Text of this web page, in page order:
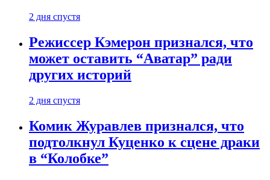
2 дня спустя
Режиссер Кэмерон признался, что
может оставить “Аватар” ради
других историй
2 дня спустя
Комик Журавлев признался, что
подтолкнул Куценко к сцене драки
в “Колобке”